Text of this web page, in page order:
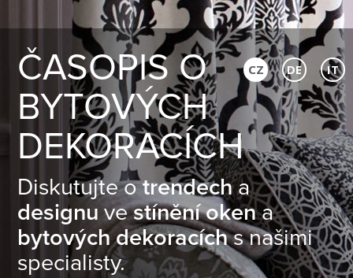
ČASOPIS O
BYTOVÝCH
DEKORACÍCH
Diskutujte otrendecha
designuvestínění okena
bytových dekoracíchs našimi
specialisty.
CZ DE IT